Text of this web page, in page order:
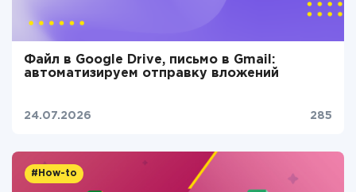
Файл в Google Drive, письмо в Gmail:
автоматизируем отправку вложений
24.07.2026 285
#How-to